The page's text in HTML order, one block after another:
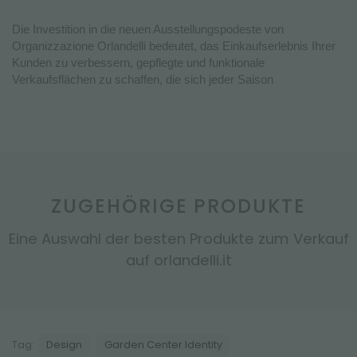
Die Investition in die neuen Ausstellungspodeste von
Organizzazione Orlandelli bedeutet, das Einkaufserlebnis Ihrer
Kunden zu verbessern, gepflegte und funktionale
Verkaufsflächen zu schaffen, die sich jeder Saison
ZUGEHÖRIGE PRODUKTE
Eine Auswahl der besten Produkte zum Verkauf
auf orlandelli.it
Tag: Design Garden Center Identity